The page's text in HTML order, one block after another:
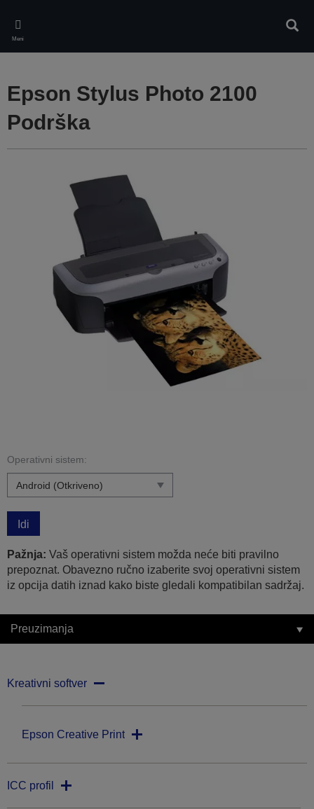
main
content
Meni
Epson Stylus Photo 2100
Podrška
Operativni sistem:
Idi
Pažnja: Vaš operativni sistem možda neće biti pravilno
prepoznat. Obavezno ručno izaberite svoj operativni sistem
iz opcija datih iznad kako biste gledali kompatibilan sadržaj.
Preuzimanja
Kreativni softver
Epson Creative Print
ICC profil